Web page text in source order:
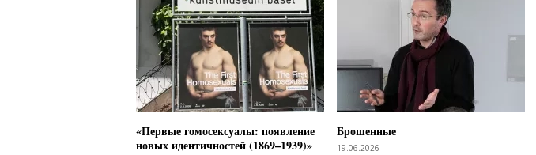
«Первые гомосексуалы: появление
новых идентичностей (1869–1939)»
Брошенные
19.06.2026